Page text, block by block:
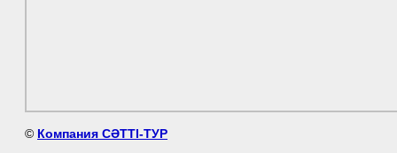
© Компания СӘТТІ-ТУР